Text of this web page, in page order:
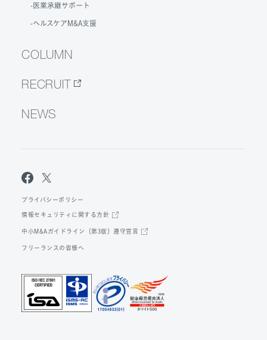
医業承継サポート
ヘルスケアM&A支援
COLUMN
RECRUIT
NEWS
プライバシーポリシー
情報セキュリティに関する方針
中小M&Aガイドライン（第3版）遵守宣言
フリーランスの皆様へ